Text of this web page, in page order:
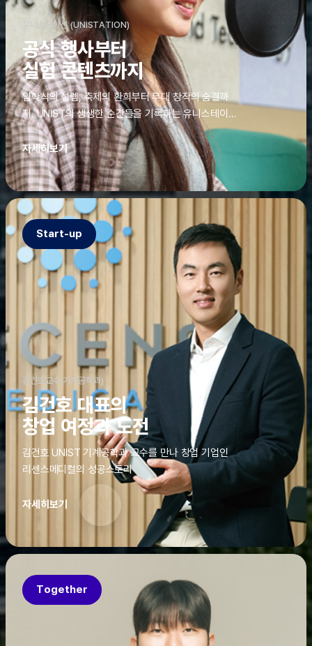
유니스테이션 (UNISTATION)
공식 행사부터
실험 콘텐츠까지
입학식의 설렘, 축제의 환희부터 무대 창작의 숨결까
지. UNIST의 생생한 순간들을 기록하는 유니스테이션
에는 청춘의 열정과 땀이 고스란히 쌓여 있었다. 그 기
록을 위해 편집실은 밤새 불을 밝히기도, 국원들은 소
파에 몸을 떨군 채 쪽잠을 자기도 한다. 이렇듯, 유니스
테이션의 성실한 기록이 있어, UNIST의 이야기는 오
늘도 새로운 빛으로 반짝일 수 있다.
자세히보기
Start-up
김건호교수(기계공학과)
김건호 대표의
창업 여정과 도전
김건호 UNIST 기계공학과 교수를 만나 창업 기업인
리센스메디컬의 성공스토리
자세히보기
Together